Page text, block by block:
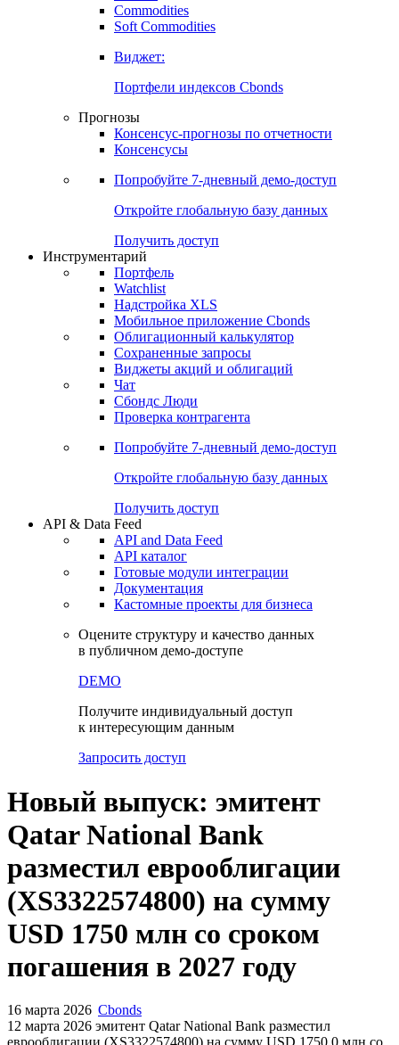
Commodities
Золото
Бензин
Soft Commodities
Виджет:
Портфели индексов Cbonds
Прогнозы
Консенсусы
Попробуйте7-дневный
Откройте глобальную базу данных
Получить доступ
Инструментарий
Портфель
Watchlist
Надстройка XLS
Мобильное приложение Cbonds
Облигационный калькулятор
Сохраненные запросы
Чат
Проверка контрагента
Попробуйте7-дневный
Откройте глобальную базу данных
Получить доступ
API & Data Feed
API and Data Feed
Готовые модули интеграции
Документация
в публичном демо-доступе
к интересующим данным
Запросить доступ
Новый выпуск: эмитент
Qatar National Bank
разместил еврооблигации
(XS3322574800) на сумму
погашения в 2027 году